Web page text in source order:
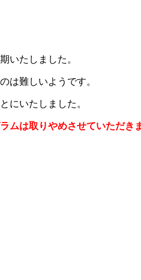
いたしました。
は難しいようです。
にいたしました。
ムは取りやめさせていただき